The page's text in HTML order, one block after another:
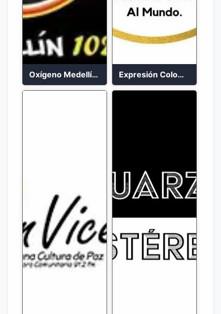
Oxígeno Medellín 90.9 FM en vivo Expresión Colombia Radio en vivo 24/7